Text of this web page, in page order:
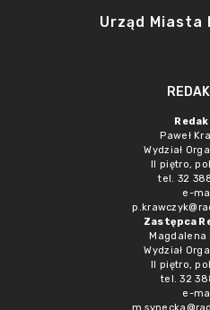
Urząd Miasta
Paweł
Wydział
II piętro,
tel. 32
e-
Zastępca
Magdalena
Wydział
II piętro,
tel. 32
e-